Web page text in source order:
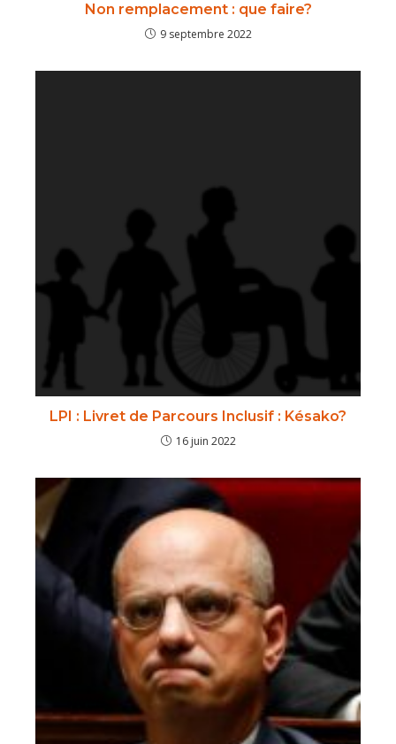
Non remplacement : que faire?
9 septembre 2022
LPI : Livret de Parcours Inclusif : Késako?
16 juin 2022